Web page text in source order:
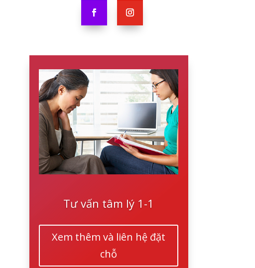
Tư vấn tâm lý 1-1
Xem thêm và liên hệ đặt
chỗ